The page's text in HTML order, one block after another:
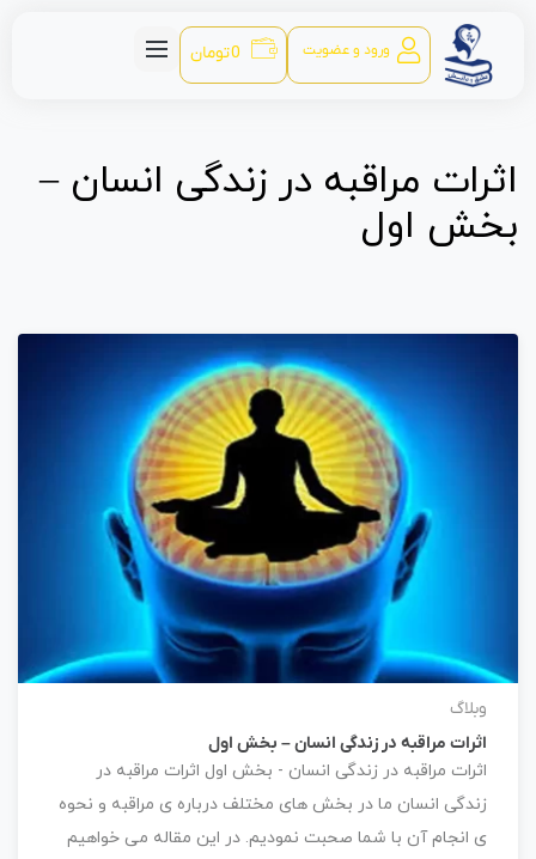
ورود و عضویت 0 تومان
اثرات مراقبه در زندگی انسان –
بخش اول
وبلاگ
اثرات مراقبه در زندگی انسان – بخش اول
اثرات مراقبه در زندگی انسان - بخش اول اثرات مراقبه در
زندگی انسان ما در بخش های مختلف درباره ی مراقبه و نحوه
ی انجام آن با شما صحبت نمودیم. در این مقاله می خواهیم